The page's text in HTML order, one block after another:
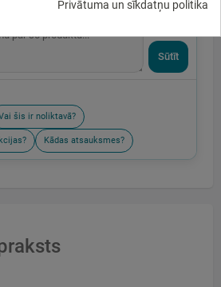
Privātuma un sīkdatņu politika
Sūtīt
šis ir noliktavā?
Kādas atsauksmes?